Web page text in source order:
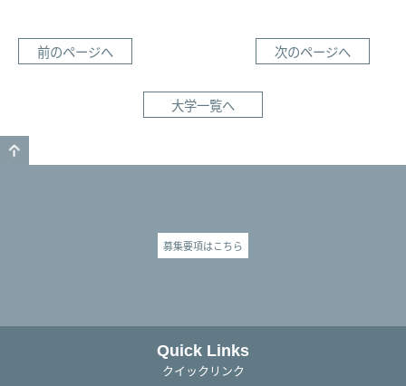
前のページへ 次のページへ
大学一覧へ
募集要項はこちら
Quick Links
クイックリンク